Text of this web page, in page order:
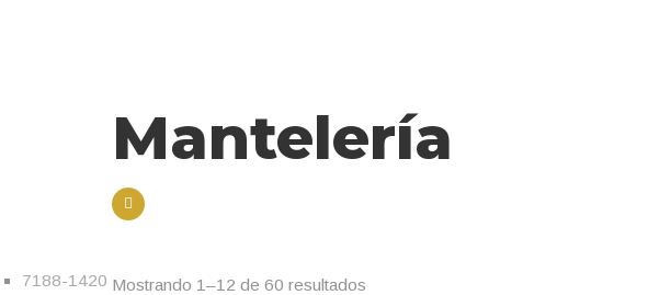
7188-1420
Mantelería
Mostrando 1–12 de 60 resultados